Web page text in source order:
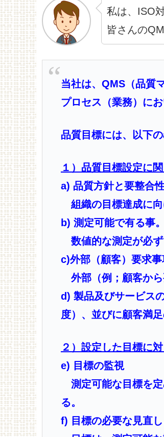
私は、ISO
皆さんの
当社は、QMS（品質
プロセス（業務）に
品質目標には、以下
１）品質目標設定に
a) 品質方針と要整合性
組織の目標達成に向
b) 測定可能で有る事。
数値的な測定が必ず
c)外部（顧客）要求事
外部（例；顧客から
d) 製品及びサービス
度）、並びに顧客満
２）設定した目標に
e) 目標の監視
測定可能な目標を定
る。
f) 目標の必要な見直